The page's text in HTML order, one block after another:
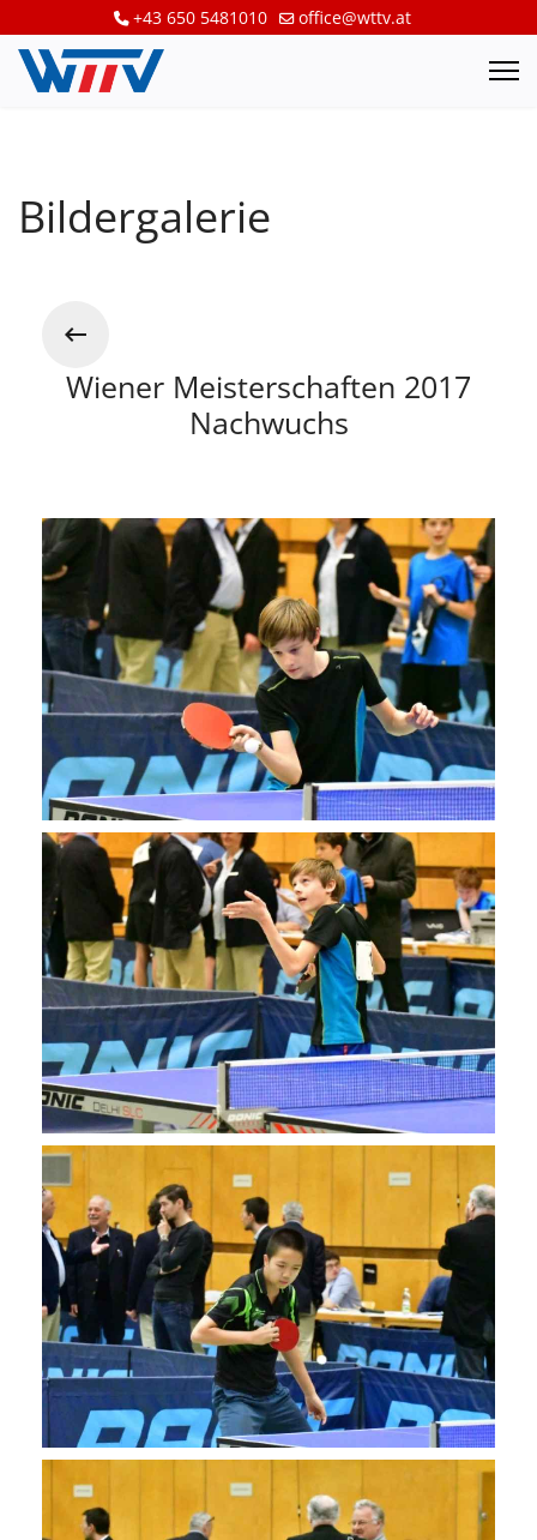
+43 650 5481010 office@wttv.at
Bildergalerie
Wiener Meisterschaften 2017
Nachwuchs